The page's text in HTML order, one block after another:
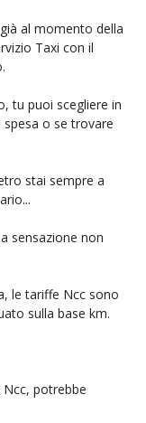
al momento della
Taxi con il
tu puoi scegliere in
o se trovare
stai sempre a
sensazione non
le tariffe Ncc sono
sulla base km.
potrebbe